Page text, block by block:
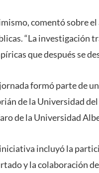
comentó sobre
“La investigación
que después se
formó parte de
de la Universidad
de la Universidad
incluyó la
y la colaboración